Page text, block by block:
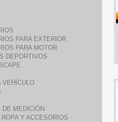
PARA EXTERIOR
PARA MOTOR
DEPORTIVOS
VEHÍCULO
DE MEDICIÓN
Y ACCESORIOS